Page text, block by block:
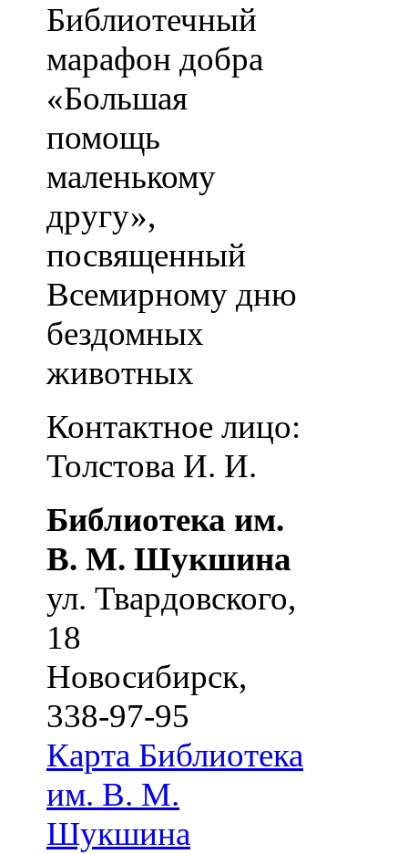
Библиотечный
марафон добра
«Большая
помощь
маленькому
другу»,
посвященный
Всемирному дню
бездомных
животных
Контактное лицо:
Толстова И. И.
Библиотека им.
В. М. Шукшина
ул. Твардовского,
18
Новосибирск,
338-97-95
Карта Библиотека
им. В. М.
Шукшина